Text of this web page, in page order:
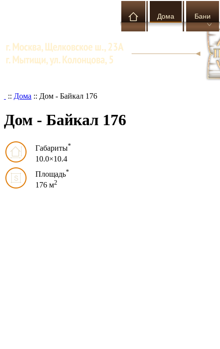
Дома Бани
:: Дома :: Дом - Байкал 176
Дом - Байкал 176
Габариты*
10.0×10.4
Площадь*
176 м2